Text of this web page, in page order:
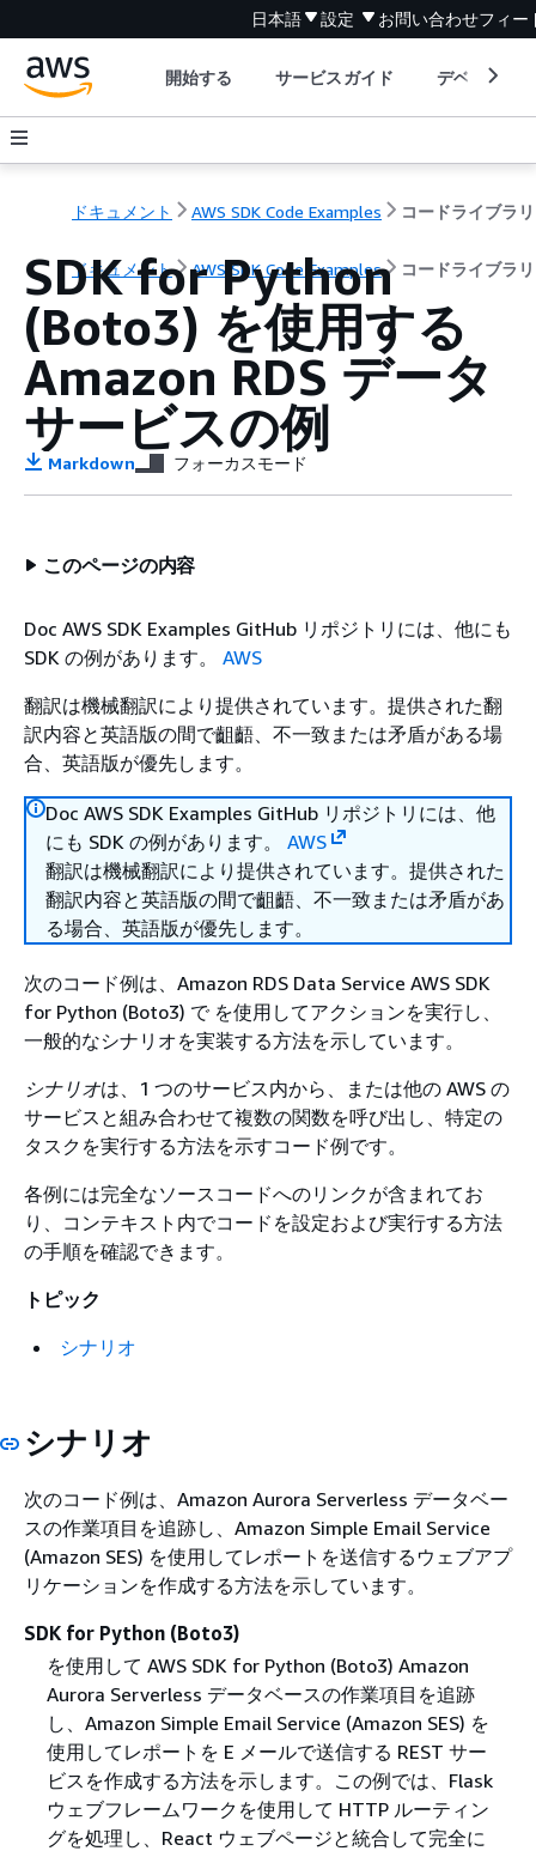
日本語 設定 お問い合わせフィー
開始する サービスガイド デベロッパ
ドキュメント AWS SDK Code Examples コードライブラリ
ドキュメント AWS SDK Code Examples コードライブラリ
SDK for Python
(Boto3) を使用する
Amazon RDS データ
サービスの例
Markdown フォーカスモード
このページの内容
Doc AWS SDK Examples GitHub リポジトリには、他にも
SDK の例があります。 AWS
翻訳は機械翻訳により提供されています。提供された翻
訳内容と英語版の間で齟齬、不一致または矛盾がある場
合、英語版が優先します。
Doc AWS SDK Examples GitHub リポジトリには、他
にも SDK の例があります。 AWS
翻訳は機械翻訳により提供されています。提供された
翻訳内容と英語版の間で齟齬、不一致または矛盾があ
る場合、英語版が優先します。
次のコード例は、Amazon RDS Data Service AWS SDK
for Python (Boto3) で を使用してアクションを実行し、
一般的なシナリオを実装する方法を示しています。
シナリオは、1 つのサービス内から、または他の AWS の
サービスと組み合わせて複数の関数を呼び出し、特定の
タスクを実行する方法を示すコード例です。
各例には完全なソースコードへのリンクが含まれてお
り、コンテキスト内でコードを設定および実行する方法
の手順を確認できます。
トピック
シナリオ
シナリオ
次のコード例は、Amazon Aurora Serverless データベー
スの作業項目を追跡し、Amazon Simple Email Service
(Amazon SES) を使用してレポートを送信するウェブアプ
リケーションを作成する方法を示しています。
SDK for Python (Boto3)
を使用して AWS SDK for Python (Boto3) Amazon
Aurora Serverless データベースの作業項目を追跡
し、Amazon Simple Email Service (Amazon SES) を
使用してレポートを E メールで送信する REST サー
ビスを作成する方法を示します。この例では、Flask
ウェブフレームワークを使用して HTTP ルーティン
グを処理し、React ウェブページと統合して完全に